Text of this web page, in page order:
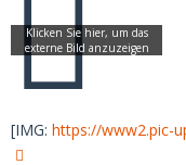
[IMG: https://www2.pic-